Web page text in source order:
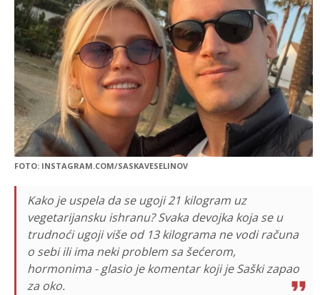
FOTO: INSTAGRAM.COM/SASKAVESELINOV
Kako je uspela da se ugoji 21 kilogram uz
vegetarijansku ishranu? Svaka devojka koja se u
trudnoći ugoji više od 13 kilograma ne vodi računa
o sebi ili ima neki problem sa šećerom,
hormonima - glasio je komentar koji je Saški zapao
za oko.